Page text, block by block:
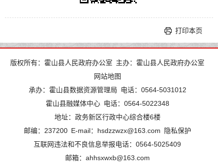
打印本页
版权所有：霍山县人民政府办公室 主办：霍山县人民政府办公室
网站地图
承办：霍山县数据资源管理局 电话：0564-5031012
霍山县融媒体中心 电话：0564-5022348
地址：政务新区行政中心综合楼6楼
邮编：237200 E-mail：hsdzzwzx@163.com
隐私保护
互联网违法和不良信息举报电话：0564-5025409
邮箱：ahhsxwxb@163.com